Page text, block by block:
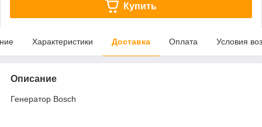
Купить
Характеристики Доставка Оплата Условия
Описание
Генератор Bosch